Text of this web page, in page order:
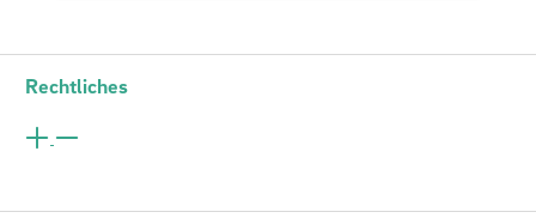
Rechtliches